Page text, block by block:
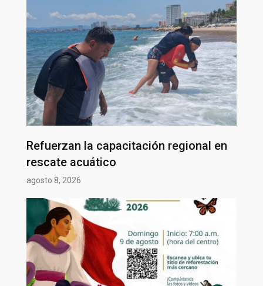
Refuerzan la capacitación regional en
rescate acuático
agosto 8, 2026